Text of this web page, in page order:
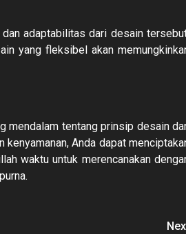
adaptabilitas dari desain
yang fleksibel akan
mendalam tentang prinsip desain
kenyamanan, Anda dapat
waktu untuk merencanakan